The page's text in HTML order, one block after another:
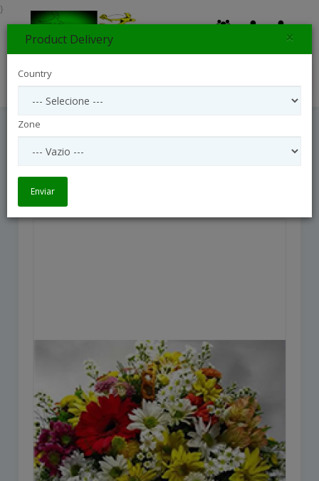
Cesta De Flores De Campo
}
Product Delivery ×
Country
Zone
Enviar